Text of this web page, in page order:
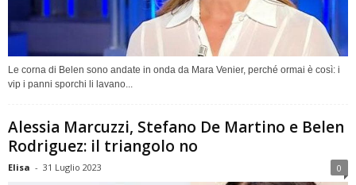
Le corna di Belen sono andate in onda da Mara Venier, perché ormai è così: i
vip i panni sporchi li lavano...
Alessia Marcuzzi, Stefano De Martino e Belen
Rodriguez: il triangolo no
Elisa - 31 Luglio 2023 0